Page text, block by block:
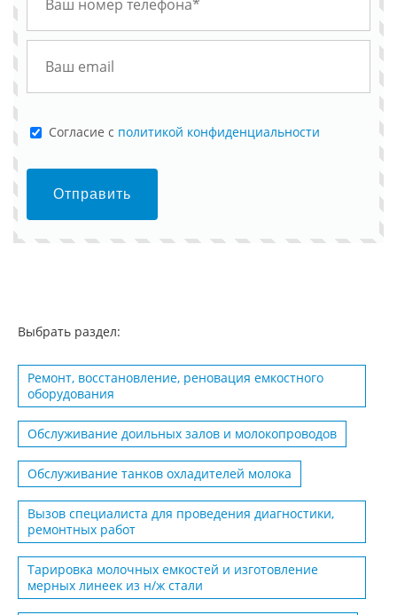
Cогласие с политикой конфиденциальности
Отправить
Выбрать раздел:
Ремонт, восстановление, реновация емкостного
оборудования
Обслуживание доильных залов и молокопроводов
Обслуживание танков охладителей молока
Вызов специалиста для проведения диагностики,
ремонтных работ
Тарировка молочных емкостей и изготовление
мерных линеек из н/ж стали